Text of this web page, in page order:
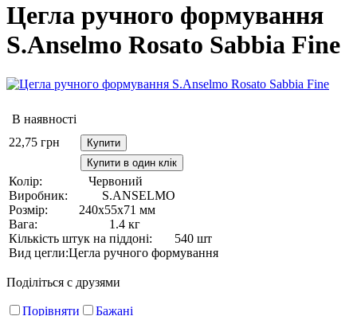
Цегла ручного формування
S.Anselmo Rosato Sabbia Fine
В наявності
22,75 грн
Купити
Купити в один клік
Колір:
Червоний
Виробник:
S.ANSELMO
Розмір:
240х55х71 мм
Вага:
1.4 кг
Кількість штук на піддоні:
540 шт
Вид цегли:Цегла ручного формування
Поділіться с друзями
Порівняти Бажані